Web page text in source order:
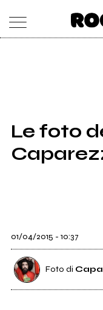
SHOP
RADIO
Le foto
01/04/2015 - 10:37
Foto di